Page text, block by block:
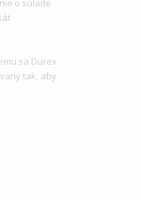
o súlade
sa Durex
tak, aby